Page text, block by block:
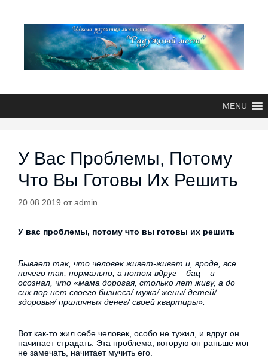
MENU
У Вас Проблемы, Потому
Что Вы Готовы Их Решить
20.08.2019 отadmin
У вас проблемы, потому что вы готовы их решить
Бывает так, что человек живет-живет и, вроде, все
ничего так, нормально, а потом вдруг – бац – и
осознал, что «мама дорогая, столько лет живу, а до
сих пор нет своего бизнеса/ мужа/ жены/ детей/
здоровья/ приличных денег/ своей квартиры».
Вот как-то жил себе человек, особо не тужил, и вдруг он
начинает страдать. Эта проблема, которую он раньше мог
не замечать, начитает мучить его.